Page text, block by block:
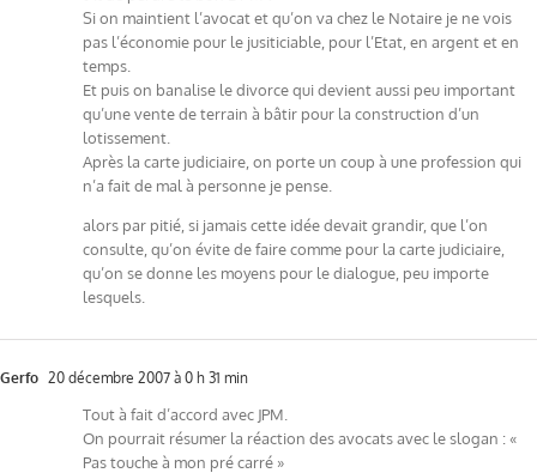
Si on maintient l’avocat et qu’on va chez le Notaire je ne vois
pas l’économie pour le jusiticiable, pour l’Etat, en argent et en
temps.
Et puis on banalise le divorce qui devient aussi peu important
qu’une vente de terrain à bâtir pour la construction d’un
lotissement.
Après la carte judiciaire, on porte un coup à une profession qui
n’a fait de mal à personne je pense.
alors par pitié, si jamais cette idée devait grandir, que l’on
consulte, qu’on évite de faire comme pour la carte judiciaire,
qu’on se donne les moyens pour le dialogue, peu importe
lesquels.
Gerfo 20 décembre 2007 à 0 h 31 min
Tout à fait d’accord avec JPM.
On pourrait résumer la réaction des avocats avec le slogan : «
Pas touche à mon pré carré »